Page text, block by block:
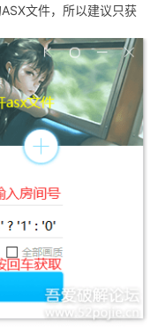
文件，所以建议只获